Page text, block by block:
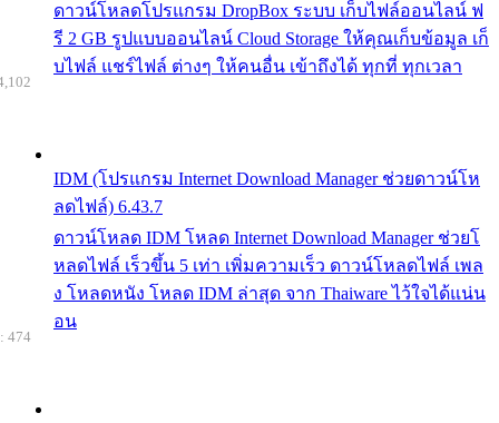
ดาวน์โหลดโปรแกรม DropBox ระบบ เก็บไฟล์ออนไลน์ ฟ
รี 2 GB รูปแบบออนไลน์ Cloud Storage ให้คุณเก็บข้อมูล เก็
บไฟล์ แชร์ไฟล์ ต่างๆ ให้คนอื่น เข้าถึงได้ ทุกที่ ทุกเวลา
IDM (โปรแกรม Internet Download Manager ช่วยดาวน์โห
ลดไฟล์) 6.43.7
ดาวน์โหลด IDM โหลด Internet Download Manager ช่วยโ
หลดไฟล์ เร็วขึ้น 5 เท่า เพิ่มความเร็ว ดาวน์โหลดไฟล์ เพล
ง โหลดหนัง โหลด IDM ล่าสุด จาก Thaiware ไว้ใจได้แน่น
อน
474